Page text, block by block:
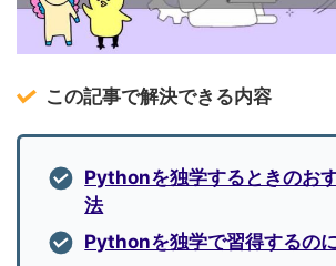
この記事で解決できる内容
Pythonを独学するときのお
法
Pythonを独学で習得するの